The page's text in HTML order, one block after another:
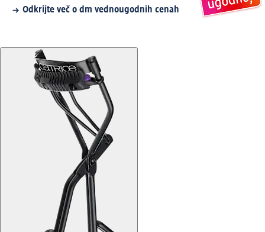
Odkrijte več o dm vednougodnih cenah